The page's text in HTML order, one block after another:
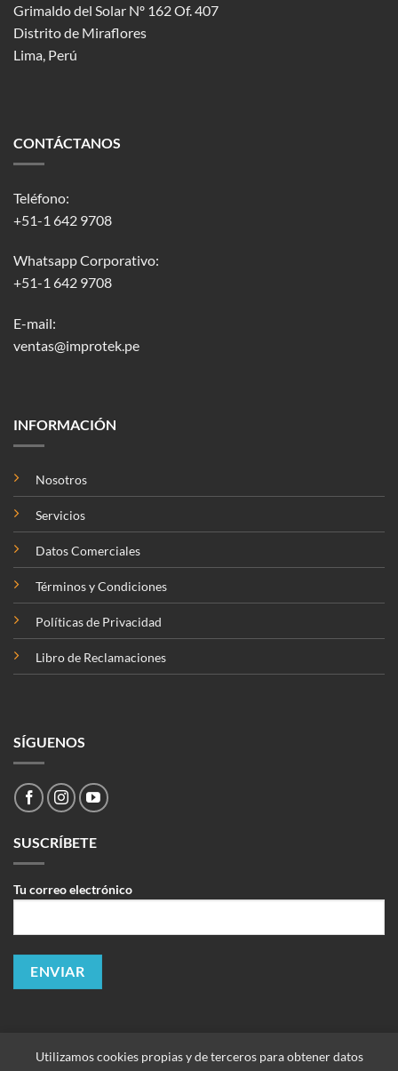
Grimaldo del Solar Nº 162 Of. 407
Distrito de Miraflores
Lima, Perú
CONTÁCTANOS
Teléfono:
+51-1 642 9708
Whatsapp Corporativo:
+51-1 642 9708
E-mail:
ventas@improtek.pe
INFORMACIÓN
Nosotros
Servicios
Datos Comerciales
Términos y Condiciones
Políticas de Privacidad
Libro de Reclamaciones
SÍGUENOS
SUSCRÍBETE
Tu correo electrónico
Utilizamos cookies propias y de terceros para obtener datos